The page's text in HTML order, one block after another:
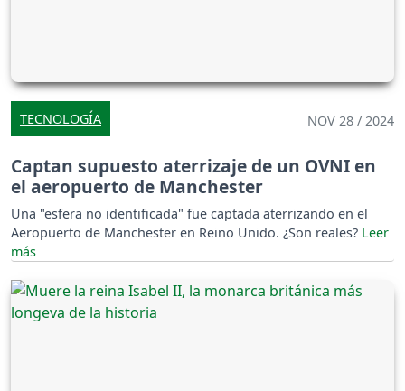
TECNOLOGÍA NOV 28 / 2024
Captan supuesto aterrizaje de un OVNI en
el aeropuerto de Manchester
Una "esfera no identificada" fue captada aterrizando en el
Aeropuerto de Manchester en Reino Unido. ¿Son reales?